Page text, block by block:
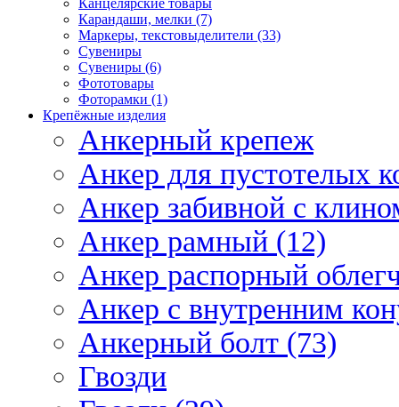
Карандаши, мелки (7)
Маркеры, текстовыделители (33)
Сувениры
Сувениры (6)
Фототовары
Фоторамки (1)
Крепёжные изделия
Анкерный крепеж
Анкер для пустотелых
Анкер забивной с
Анкер рамный (12)
Анкер распорный
Анкер с внутренним
Анкерный болт (73)
Гвозди